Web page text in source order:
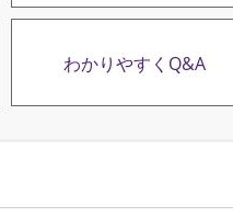
わかりやすくQ&A